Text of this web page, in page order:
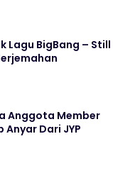
Lagu BigBang – Still
Anggota Member
Anyar Dari JYP